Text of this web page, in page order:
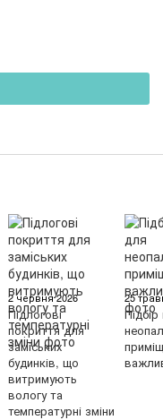
2 червня 2026
Підлогові
покриття для
заміських
будинків, що
витримують
вологу та
температурні зміни
25